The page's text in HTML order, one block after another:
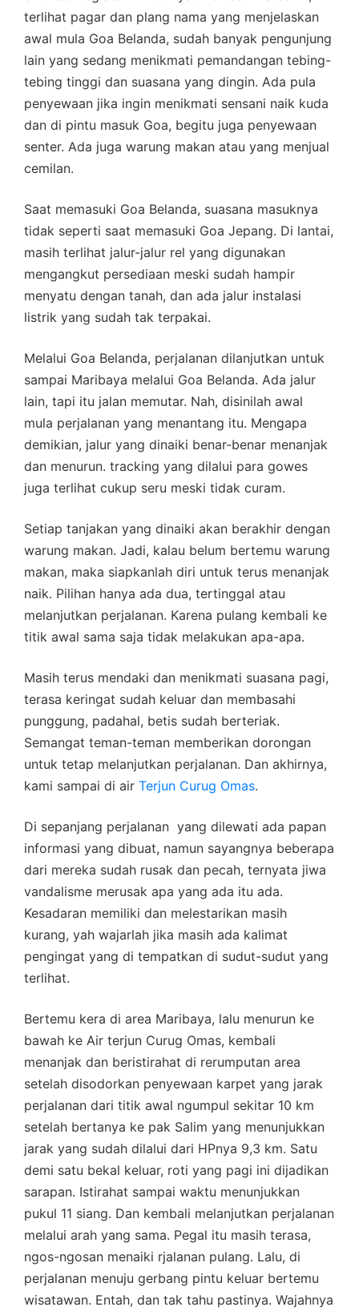
terlihat pagar dan plang nama yang menjelaskan
awal mula Goa Belanda, sudah banyak pengunjung
lain yang sedang menikmati pemandangan tebing-
tebing tinggi dan suasana yang dingin. Ada pula
penyewaan jika ingin menikmati sensani naik kuda
dan di pintu masuk Goa, begitu juga penyewaan
senter. Ada juga warung makan atau yang menjual
cemilan.
Saat memasuki Goa Belanda, suasana masuknya
tidak seperti saat memasuki Goa Jepang. Di lantai,
masih terlihat jalur-jalur rel yang digunakan
mengangkut persediaan meski sudah hampir
menyatu dengan tanah, dan ada jalur instalasi
listrik yang sudah tak terpakai.
Melalui Goa Belanda, perjalanan dilanjutkan untuk
sampai Maribaya melalui Goa Belanda. Ada jalur
lain, tapi itu jalan memutar. Nah, disinilah awal
mula perjalanan yang menantang itu. Mengapa
demikian, jalur yang dinaiki benar-benar menanjak
dan menurun. tracking yang dilalui para gowes
juga terlihat cukup seru meski tidak curam.
Setiap tanjakan yang dinaiki akan berakhir dengan
warung makan. Jadi, kalau belum bertemu warung
makan, maka siapkanlah diri untuk terus menanjak
naik. Pilihan hanya ada dua, tertinggal atau
melanjutkan perjalanan. Karena pulang kembali ke
titik awal sama saja tidak melakukan apa-apa.
Masih terus mendaki dan menikmati suasana pagi,
terasa keringat sudah keluar dan membasahi
punggung, padahal, betis sudah berteriak.
Semangat teman-teman memberikan dorongan
untuk tetap melanjutkan perjalanan. Dan akhirnya,
kami sampai di air Terjun Curug Omas.
Di sepanjang perjalanan yang dilewati ada papan
informasi yang dibuat, namun sayangnya beberapa
dari mereka sudah rusak dan pecah, ternyata jiwa
vandalisme merusak apa yang ada itu ada.
Kesadaran memiliki dan melestarikan masih
kurang, yah wajarlah jika masih ada kalimat
pengingat yang di tempatkan di sudut-sudut yang
terlihat.
Bertemu kera di area Maribaya, lalu menurun ke
bawah ke Air terjun Curug Omas, kembali
menanjak dan beristirahat di rerumputan area
setelah disodorkan penyewaan karpet yang jarak
perjalanan dari titik awal ngumpul sekitar 10 km
setelah bertanya ke pak Salim yang menunjukkan
jarak yang sudah dilalui dari HPnya 9,3 km. Satu
demi satu bekal keluar, roti yang pagi ini dijadikan
sarapan. Istirahat sampai waktu menunjukkan
pukul 11 siang. Dan kembali melanjutkan perjalanan
melalui arah yang sama. Pegal itu masih terasa,
ngos-ngosan menaiki rjalanan pulang. Lalu, di
perjalanan menuju gerbang pintu keluar bertemu
wisatawan. Entah, dan tak tahu pastinya. Wajahnya